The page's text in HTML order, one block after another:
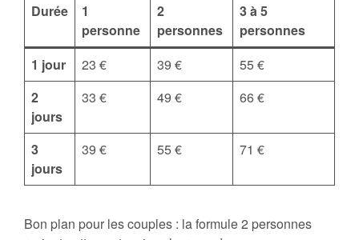
Durée
1
personne
2
personnes
3 à 5
personnes
1 jour
23 € 39 €
55 €
2
jours
33 € 49 € 66 €
3
jours
39 € 55 € 71 €
Bon plan pour les couples : la formule 2 personnes